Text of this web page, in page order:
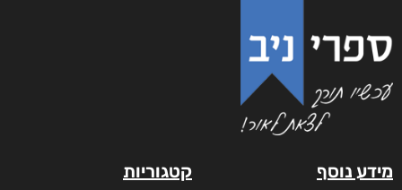
מידע נוסף קטגוריות